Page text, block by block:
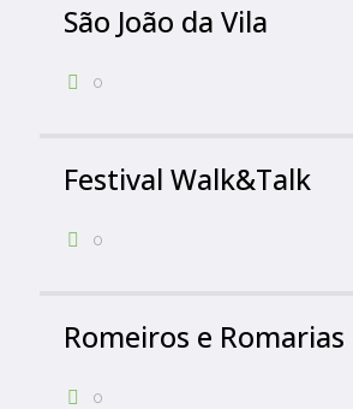
São João da Vila
0
Festival Walk&Talk
0
Romeiros e Romarias
0